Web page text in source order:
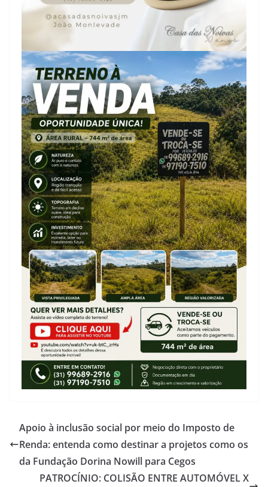
Apoio à inclusão social por meio do Imposto de
Renda: entenda como destinar a projetos como os
da Fundação Dorina Nowill para Cegos
PATROCÍNIO: COLISÃO ENTRE AUTOMÓVEL X